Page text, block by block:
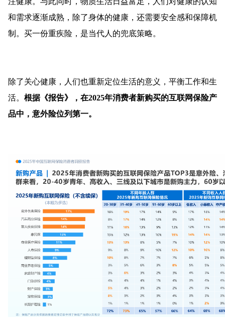
和需求逐渐成熟，除了身体的健康，还需要安全感和保障机
制。买一份重疾险，是当代人的兜底策略。
除了关心健康，人们也重新定位生活的意义，平衡工作和生
活。 根据《报告》，在2025年消费者新购买的互联网保险产
品中，意外险位列第一。